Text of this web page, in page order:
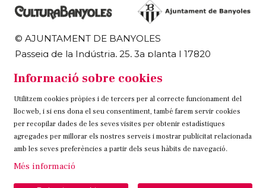
© AJUNTAMENT DE BANYOLES
Passeig de la Indústria, 25, 3a planta | 17820
972 58 18 48 | 972 57 00 50
Sitemap Avís Legal Ús de Cookies Contacteu
Link a instagram
Link a twitter
Link a facebook
Informació sobre cookies
Utilitzem cookies pròpies i de tercers per al correcte funcionament del
lloc web, i si ens dona el seu consentiment, també farem servir cookies
per recopilar dades de les seves visites per obtenir estadístiques
agregades per millorar els nostres serveis i mostrar publicitat relacionada
amb les seves preferències a partir dels seus hàbits de navegació.
Més informació